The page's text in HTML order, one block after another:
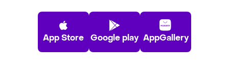
App Store Google play AppGallery